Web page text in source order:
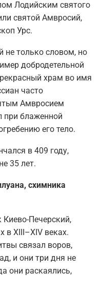
Лодийским святого
святой Амвросий,
Урс.
не только словом, но
добродетельной
храм во имя
часто
Амвросием
при блаженной
его тело.
в 409 году,
35 лет.
схимника
Печерский,
в XIII–XIV веках.
связал воров,
и они три дня не
они раскаялись,